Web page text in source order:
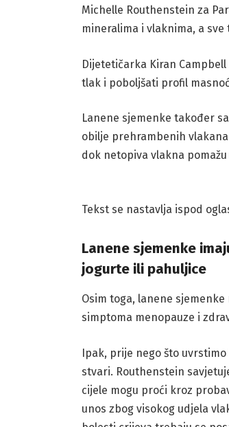
Michelle Routhenstein za
mineralima i vlaknima, a
Dijetetičarka Kiran
tlak i poboljšati profil
Lanene sjemenke također
obilje prehrambenih
dok netopiva vlakna
Tekst se nastavlja ispod
Lanene sjemenke
jogurte ili pahuljice
Osim toga, lanene
simptoma menopauze i
Ipak, prije nego što
stvari. Routhenstein
cijele mogu proći kroz
unos zbog visokog udjela